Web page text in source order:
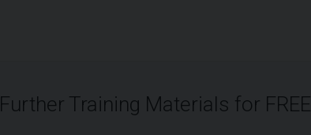
Further Training Materials for FREE